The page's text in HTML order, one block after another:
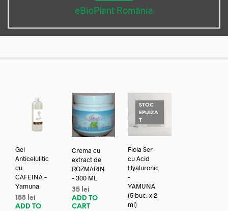
eBioPlant România
Gel
Anticelulitic
cu
CAFEINA –
Yamuna
158 lei
ADD TO
Crema cu
extract de
ROZMARIN
– 300 ML
35 lei
ADD TO
CART
STOC
EPUIZA
T
Fiola Ser
cu Acid
Hyaluronic
–
YAMUNA
(5 buc. x 2
ml)